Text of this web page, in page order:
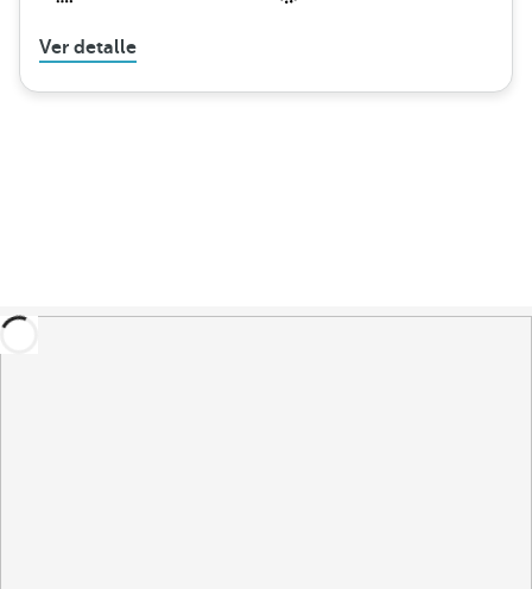
Ver detalle